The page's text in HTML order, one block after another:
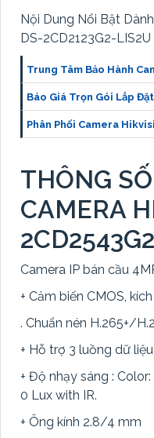
Nội Dung Nổi Bật
DS-2CD2123G2-LIS2U
Trung Tâm Bảo Hành
Báo Giá Trọn Gói Lắp
Phân Phối Camera
THÔNG
CAMERA
Camera IP bán cầu
+ Cảm biến CMOS,
. Chuẩn nén H.265+/
+ Hỗ trợ 3 luồng dữ liệu
+ Độ nhạy sáng : Color:
0 Lux with IR.
+ Ông kính 2.8/4 mm